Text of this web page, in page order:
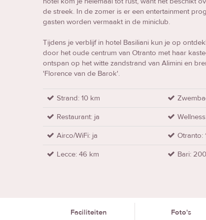
de streek. In de zomer is er een entertainment
gasten worden vermaakt in de miniclub.
Tijdens je verblijf in hotel Basiliani kun je op
door het oude centrum van Otranto met haar
ontspan op het witte zandstrand van Alimini en
'Florence van de Barok'.
Strand: 10 km
Restaurant: ja
Airco/WiFi: ja
Otranto:
Lecce: 46 km
Bari:
Faciliteiten Foto's